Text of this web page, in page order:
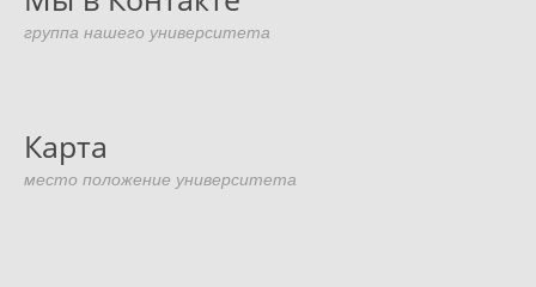
группа нашего университета
Карта
место положение университета